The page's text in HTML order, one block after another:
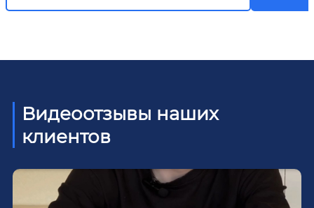
Видеоотзывы наших
клиентов